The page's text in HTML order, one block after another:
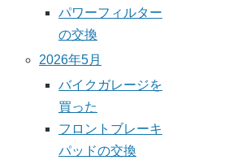
パワーフィルター
の交換
2026年5月
バイクガレージを
買った
フロントブレーキ
パッドの交換